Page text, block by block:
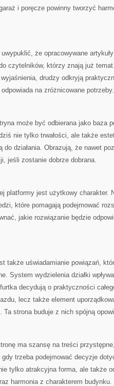
i poręcze powinny tworzyć
że opracowywane
czytelników, którzy znają już
drudzy odkryją
na zróżnicowane potrzeby.
może być odbierana jako baza
nie tylko trwałości, ale także
do działania. Obrazują, że nawet
jeśli zostanie dobrze dobrana.
platformy jest użytkowy charakter.
które pomagają podejmować
jakie rozwiązanie będzie
także uświadamianie powiązań,
System wydzielenia działki
decydują o praktyczności
lecz także element
Ta strona buduje z nich spójną
ma szansę na treści
trzeba podejmować decyzje
tylko atrakcyjna forma, ale także
harmonia z charakterem